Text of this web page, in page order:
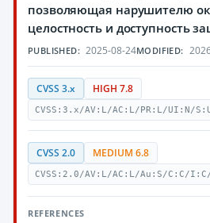
позволяющая нарушителю
целостность и доступность
PUBLISHED: 2025-08-24MODIFIED:
CVSS 3.x HIGH 7.8
CVSS:3.x/AV:L/AC:L/PR:L/UI:N/
CVSS 2.0 MEDIUM 6.8
CVSS:2.0/AV:L/AC:L/Au:S/C:C/
REFERENCES